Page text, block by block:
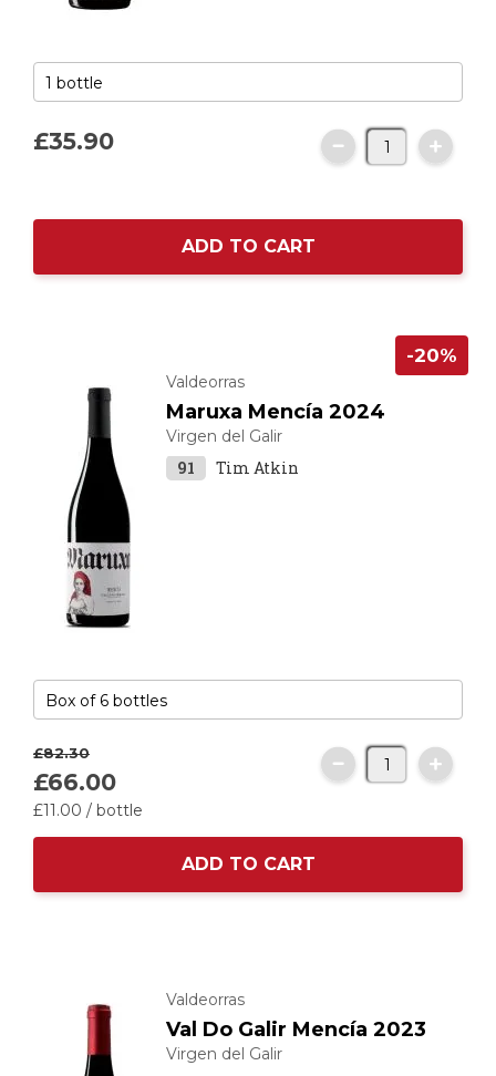
£35.90
ADD TO CART
Valdeorras
Maruxa Mencía 2024
Virgen del Galir
91 Tim Atkin
-20%
£82.30
£66.00
£11.00 / bottle
ADD TO CART
Valdeorras
Val Do Galir Mencía 2023
Virgen del Galir